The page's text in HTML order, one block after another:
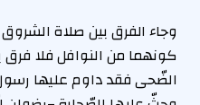
وجاء الفرق بين صلاة
كونهما من النوافل فلا
الضّحى فقد داوم عليها